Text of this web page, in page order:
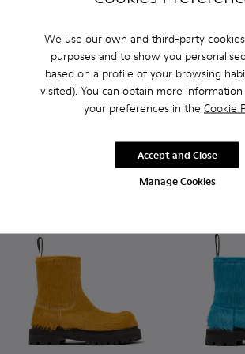
We use our own and third-party
purposes and to show you
based on a profile of your browsing
visited). You can obtain more
your preferences in the Cookie
Manage Cookies
Accept and Close
RON1,965
Eki -
RON2,460
Adaugă